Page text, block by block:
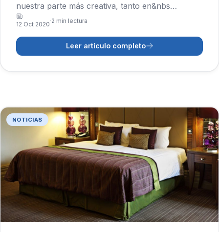
nuestra parte más creativa, tanto en&nbs…
12 Oct 2020·2 min lectura
Leer artículo completo
NOTICIAS